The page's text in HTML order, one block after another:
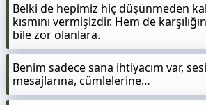
Belki de hepimiz hiç düşünmeden
kısmını vermişizdir. Hem de
bile zor olanlara.
Benim sadece sana ihtiyacım var,
mesajlarına, cümlelerine…